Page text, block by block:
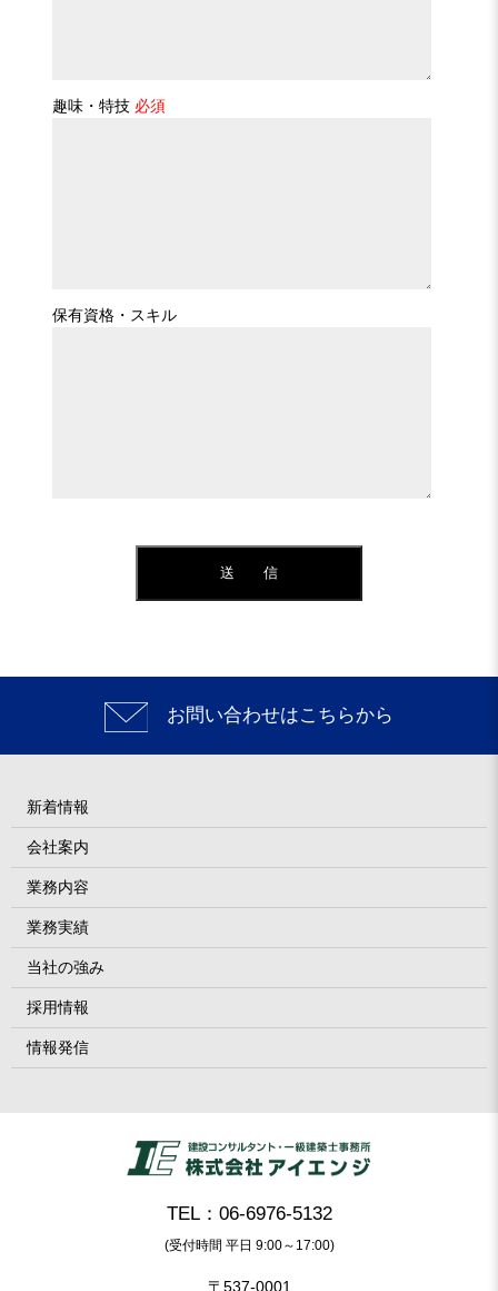
趣味・特技 必須
保有資格・スキル
お問い合わせはこちらから
新着情報
会社案内
業務内容
業務実績
当社の強み
採用情報
情報発信
TEL：06-6976-5132
(受付時間 平日 9:00～17:00)
〒537-0001